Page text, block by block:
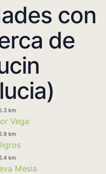
con
de
km
Vega
km
km
Mesia